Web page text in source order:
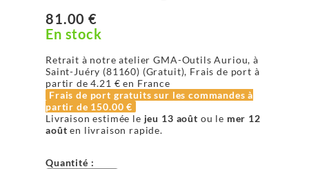
81.00 €
En stock
Retrait à notre atelier GMA-Outils Auriou, à
Saint-Juéry (81160) (Gratuit), Frais de port à
partir de4.21 € en France
Frais de port gratuits sur les commandes à
partir de 150.00 €
Livraison estimée le jeu 13 août ou le mer 12
août en livraison rapide.
Quantité :